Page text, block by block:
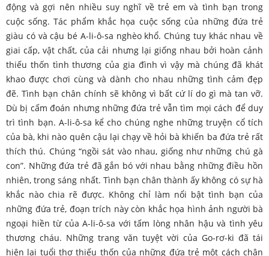
động và gợi nên nhiều suy nghĩ về trẻ em và tình bạn trong
cuộc sống. Tác phẩm khắc họa cuộc sống của những đứa trẻ
giàu có và cậu bé A-li-ô-sa nghèo khổ. Chúng tuy khác nhau về
giai cấp, vật chất, của cải nhưng lại giống nhau bởi hoàn cảnh
thiếu thốn tình thương của gia đình vì vậy mà chúng đã khát
khao được chơi cùng và dành cho nhau những tình cảm đẹp
đẽ. Tình bạn chân chính sẽ không vì bất cứ lí do gì mà tan vỡ.
Dù bị cấm đoán nhưng những đứa trẻ vẫn tìm mọi cách để duy
trì tình bạn. A-li-ô-sa kể cho chúng nghe những truyện cổ tích
của bà, khi nào quên cậu lại chạy về hỏi bà khiến ba đứa trẻ rất
thích thú. Chúng “ngồi sát vào nhau, giống như những chú gà
con”. Những đứa trẻ đã gắn bó với nhau bằng những điều hồn
nhiên, trong sáng nhất. Tình bạn chân thành ấy không có sự hà
khắc nào chia rẽ được. Không chỉ làm nổi bật tình bạn của
những đứa trẻ, đoạn trích này còn khắc họa hình ảnh người bà
ngoại hiền từ của A-li-ô-sa với tấm lòng nhân hậu và tình yêu
thương cháu. Những trang văn tuyệt vời của Go-rơ-ki đã tái
hiện lại tuổi thơ thiếu thốn của những đứa trẻ một cách chân